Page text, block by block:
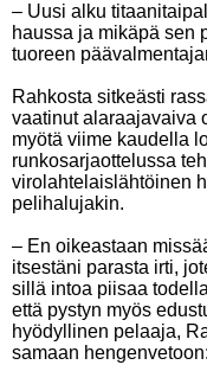
– Uusi alku
haussa ja mikäpä sen
tuoreen
Rahkosta sitkeästi
vaatinut alaraajavaiva
myötä viime kaudella
runkosarjaottelussa
virolahtelaislähtöinen
pelihalujakin.
– En oikeastaan
itsestäni parasta irti,
sillä intoa piisaa
että pystyn myös
hyödyllinen pelaaja,
samaan hengenvetoon: